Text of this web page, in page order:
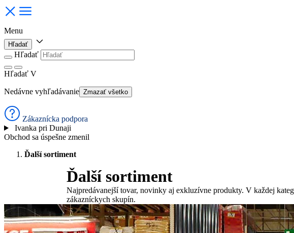
Menu
Hľadať
Hľadať
Hľadať V
Nedávne vyhľadávanie Zmazať všetko
Zákaznícka podpora
Ivanka pri Dunaji
Obchod sa úspešne zmenil
Ďalší sortiment
Ďalší sortiment
Najpredávanejší tovar, novinky aj exkluzívne produkty. V každej
zákazníckych skupín.